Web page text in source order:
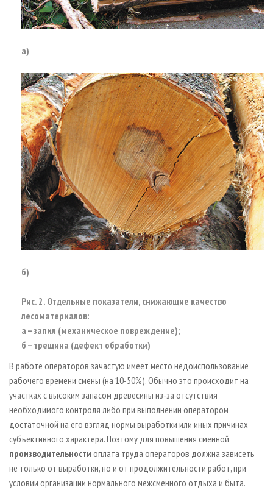
а)
б)
Рис. 2. Отдельные показатели, снижающие качество
лесоматериалов:
а – запил (механическое повреждение);
б – трещина (дефект обработки)
В работе операторов зачастую имеет место недоиспользование
рабочего времени смены (на 10-50%). Обычно это происходит на
участках с высоким запасом древесины из-за отсутствия
необходимого контроля либо при выполнении оператором
достаточной на его взгляд нормы выработки или иных причинах
субъективного характера. Поэтому для повышения сменной
производительности оплата труда операторов должна зависеть
не только от выработки, но и от продолжительности работ, при
условии организации нормального межсменного отдыха и быта.